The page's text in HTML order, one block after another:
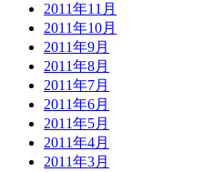
2011年11月
2011年10月
2011年9月
2011年8月
2011年7月
2011年6月
2011年5月
2011年4月
2011年3月